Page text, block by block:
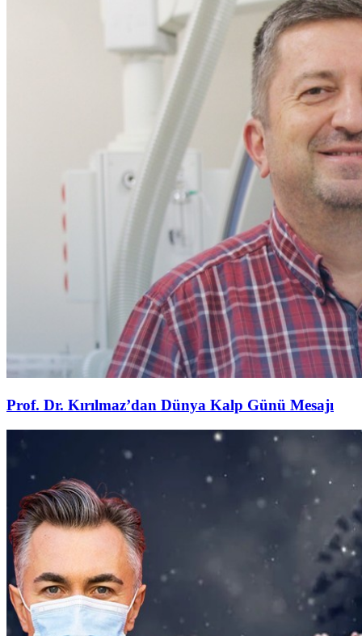
Prof. Dr. Kırılmaz’dan Dünya Kalp Günü Mesajı